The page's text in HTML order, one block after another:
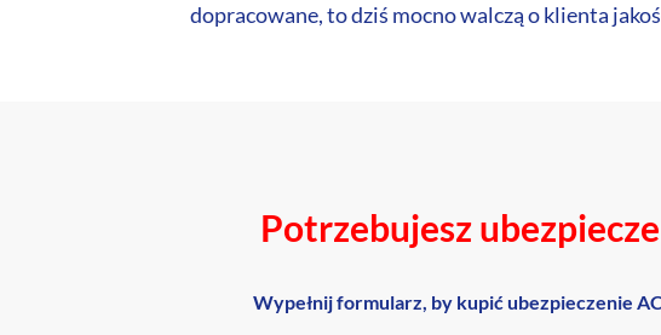
dopracowane, to dziś mocno walczą o klienta
Potrzebujesz
Wypełnij formularz, by kupić ubezpieczenie